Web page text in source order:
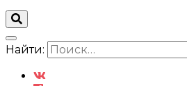
Найти: